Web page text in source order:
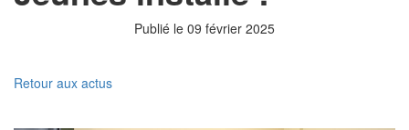
Publié le 09 février 2025
Retour aux actus